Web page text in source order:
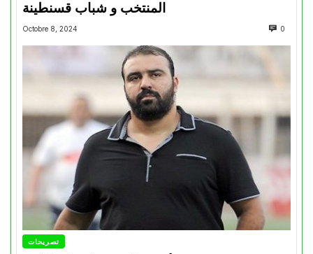
المنتخب و شباب قسنطينة
Octobre 8, 2024 0
تصريحات